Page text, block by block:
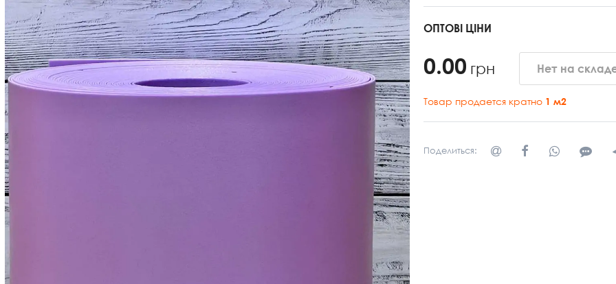
ОПТОВІ ЦІНИ
0.00 грн Нет на
Товар продается кратно 1 м2
Поделиться: